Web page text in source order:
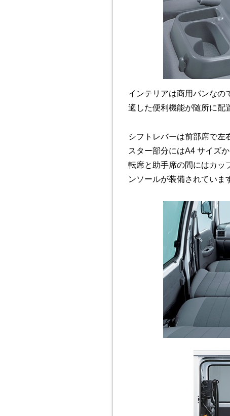
インテリアは商用バンなの
適した便利機能が随所に配
シフトレバーは前部席で左
スター部分にはA4 サイズ
転席と助手席の間にはカッ
ンソールが装備されていま